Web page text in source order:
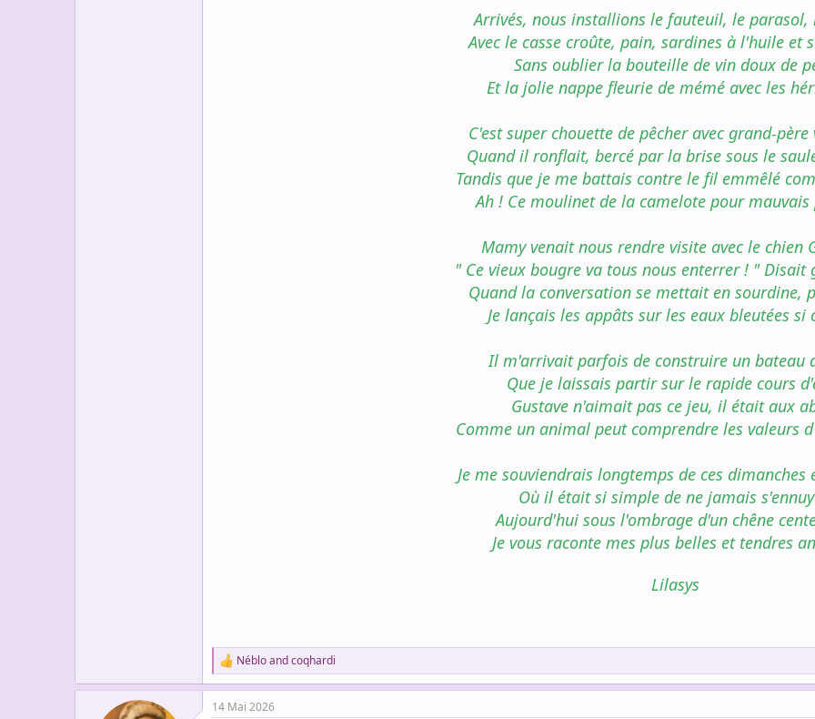
Arrivés, nous installions le fauteuil, le parasol,
Avec le casse croûte, pain, sardines à l'huile et
Sans oublier la bouteille de vin doux de
Et la jolie nappe fleurie de mémé avec les
C'est super chouette de pêcher avec grand-
Quand il ronflait, bercé par la brise sous le
Tandis que je me battais contre le fil emmêlé
Ah ! Ce moulinet de la camelote pour mauvais
Mamy venait nous rendre visite avec le chien
" Ce vieux bougre va tous nous enterrer ! " Disait
Quand la conversation se mettait en sourdine,
Je lançais les appâts sur les eaux bleutées si
Il m'arrivait parfois de construire un bateau
Que je laissais partir sur le rapide cours
Gustave n'aimait pas ce jeu, il était aux
Comme un animal peut comprendre les valeurs
Je me souviendrais longtemps de ces dimanches
Où il était si simple de ne jamais
Aujourd'hui sous l'ombrage d'un chêne
Je vous raconte mes plus belles et tendres
Lilasys
R
e
a
c
Nébloandcoqhardi
14 Mai 2026